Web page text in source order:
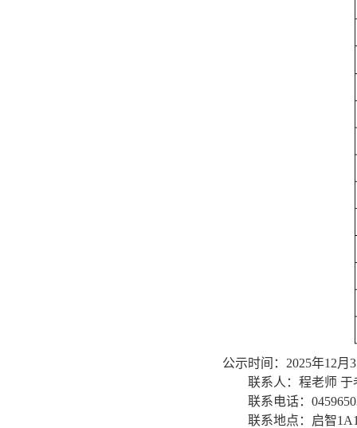
公示时间： 2025年12月
联系人：程老师 于
联系电话：
联系地点：启智